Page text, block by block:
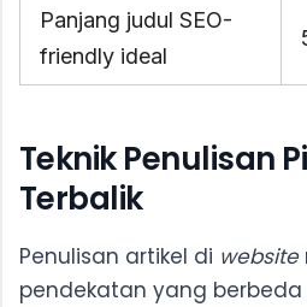
Panjang judul SEO-
friendly ideal
Teknik Penulisan
Terbalik
Penulisan artikel di website
pendekatan yang